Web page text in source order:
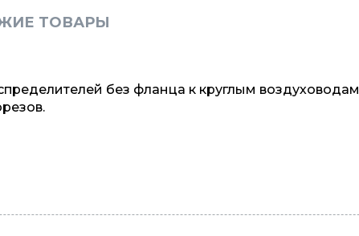
ТОВАРЫ
без фланца к круглым воздуховодам